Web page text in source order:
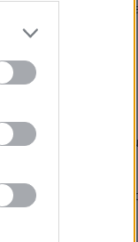
Acțiunea
PDF (Lazarus)
PUSL (D. Voiculescu)
PNȚCD (Pavelescu)
Partidul Patrioților
România pe Primul